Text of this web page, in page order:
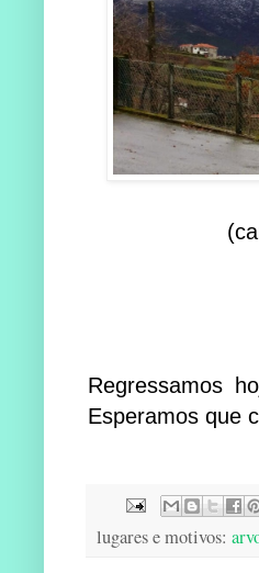
Regressamos
Esperamos que
lugares e motivos: